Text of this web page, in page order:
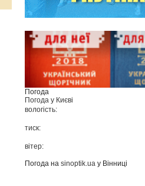
Погода
Погода у Києві
вологість:
тиск:
вітер:
Погода наsinoptik.ua у Вінниці